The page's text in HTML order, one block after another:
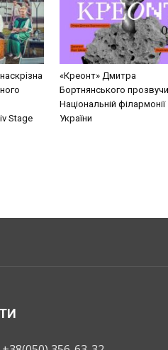
Stage
«Креонт» Дмитра
Бортнянського
Національній філармонії
України